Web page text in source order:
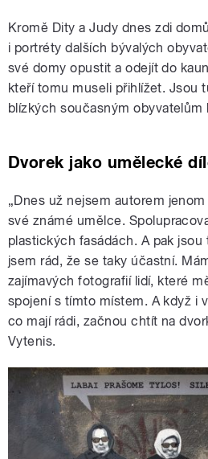
Kromě Dity a Judy dnes zdi
i portréty dalších bývalých
své domy opustit a odejít do
kteří tomu museli přihlížet. Jsou
blízkých současným obyvatelům
Dvorek jako umělecké
„Dnes už nejsem autorem
své známé umělce.
plastických fasádách. A pak jsou
jsem rád, že se taky účastní.
zajímavých fotografií lidí, které
spojení s tímto místem. A když i
co mají rádi, začnou chtít na
Vytenis.